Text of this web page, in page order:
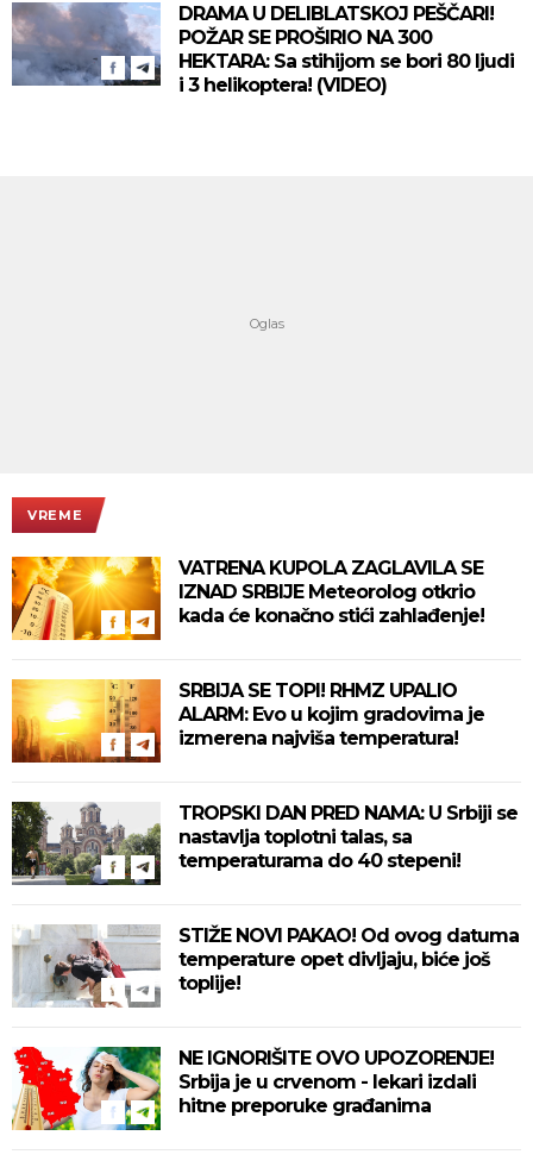
DRAMA U DELIBLATSKOJ PEŠČARI!
POŽAR SE PROŠIRIO NA 300
HEKTARA: Sa stihijom se bori 80 ljudi
i 3 helikoptera! (VIDEO)
VREME
VATRENA KUPOLA ZAGLAVILA SE
IZNAD SRBIJE Meteorolog otkrio
kada će konačno stići zahlađenje!
SRBIJA SE TOPI! RHMZ UPALIO
ALARM: Evo u kojim gradovima je
izmerena najviša temperatura!
TROPSKI DAN PRED NAMA: U Srbiji se
nastavlja toplotni talas, sa
temperaturama do 40 stepeni!
STIŽE NOVI PAKAO! Od ovog datuma
temperature opet divljaju, biće još
toplije!
NE IGNORIŠITE OVO UPOZORENJE!
Srbija je u crvenom - lekari izdali
hitne preporuke građanima